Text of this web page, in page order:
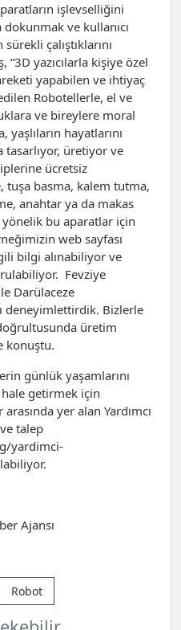
işlevselliğini
ve kullanıcı
çalıştıklarını
yazıcılarla kişiye özel
yapabilen ve ihtiyaç
Robotellerle, el ve
ve bireylere moral
yaşlıların hayatlarını
tasarlıyor, üretiyor ve
ücretsiz
tuşa basma, kalem tutma,
anahtar ya da makas
bu aparatlar için
web sayfası
bilgi alınabiliyor ve
Fevziye
Darülaceze
deneyimlettirdik. Bizlerle
üretim
konuştu.
günlük yaşamlarını
hale getirmek için
yer alan Yardımcı
talep
yardimci-
Ajansı
Robot